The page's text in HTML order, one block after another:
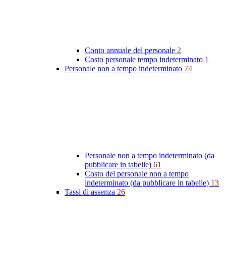
Conto annuale del personale 2
Costo personale tempo indeterminato 1
Personale non a tempo indeterminato 74
Personale non a tempo indeterminato (da
pubblicare in tabelle) 61
Costo del personale non a tempo
indeterminato (da pubblicare in tabelle) 13
Tassi di assenza 26